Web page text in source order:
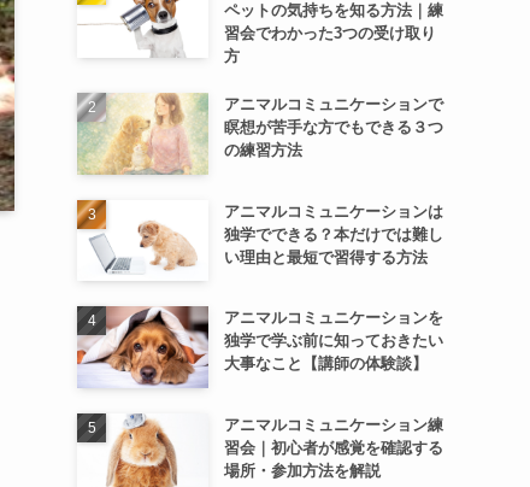
ペットの気持ちを知る方法｜練
習会でわかった3つの受け取り
方
アニマルコミュニケーションで
瞑想が苦手な方でもできる３つ
の練習方法
アニマルコミュニケーションは
独学でできる？本だけでは難し
い理由と最短で習得する方法
アニマルコミュニケーションを
独学で学ぶ前に知っておきたい
大事なこと【講師の体験談】
アニマルコミュニケーション練
習会｜初心者が感覚を確認する
場所・参加方法を解説